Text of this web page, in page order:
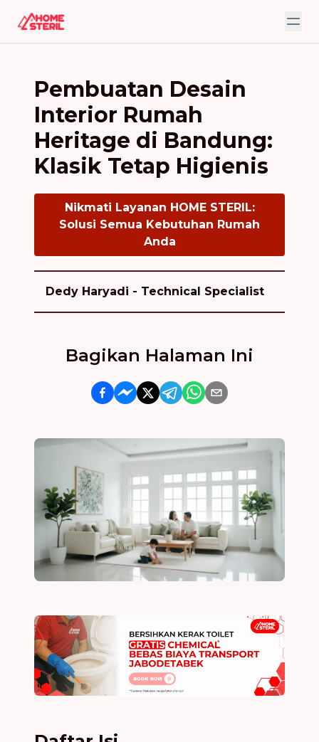
Pembuatan Desain
Interior Rumah
Heritage di Bandung:
Klasik Tetap Higienis
Nikmati Layanan HOME STERIL:
Solusi Semua Kebutuhan Rumah
Anda
Dedy Haryadi - Technical Specialist
Bagikan Halaman Ini